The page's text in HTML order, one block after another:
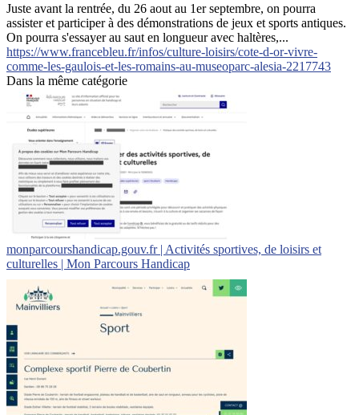
Juste avant la rentrée, du 26 aout au 1er septembre, on pourra
assister et participer à des démonstrations de jeux et sports antiques.
On pourra s'essayer au saut en longueur avec haltères,...
https://www.francebleu.fr/infos/culture-loisirs/cote-d-or-vivre-
comme-les-gaulois-et-les-romains-au-museoparc-alesia-2217743
Dans la même catégorie
monparcourshandicap.gouv.fr | Activités sportives, de loisirs et
culturelles | Mon Parcours Handicap